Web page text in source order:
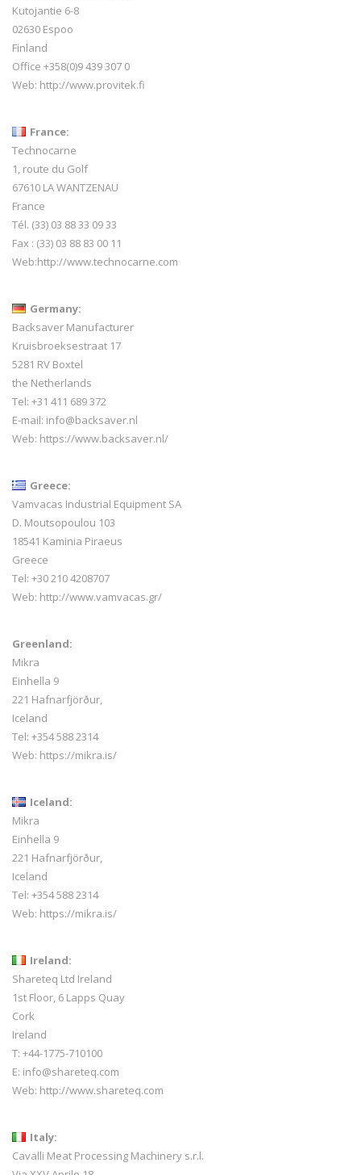
Kutojantie 6-8
02630 Espoo
Finland
Office +358(0)9 439 307 0
Web: http://www.provitek.fi
France:
Technocarne
1, route du Golf
67610 LA WANTZENAU
France
Tél. (33) 03 88 33 09 33
Fax : (33) 03 88 83 00 11
Web:http://www.technocarne.com
Germany:
Backsaver Manufacturer
Kruisbroeksestraat 17
5281 RV Boxtel
the Netherlands
Tel: +31 411 689 372
E-mail: info@backsaver.nl
Web: https://www.backsaver.nl/
Greece:
Vamvacas Industrial Equipment SA
D. Moutsopoulou 103
18541 Kaminia Piraeus
Greece
Tel: +30 210 4208707
Web: http://www.vamvacas.gr/
Greenland:
Mikra
Einhella 9
221 Hafnarfjörður,
Iceland
Tel: +354 588 2314
Web: https://mikra.is/
Iceland:
Mikra
Einhella 9
221 Hafnarfjörður,
Iceland
Tel: +354 588 2314
Web: https://mikra.is/
Ireland:
Shareteq Ltd Ireland
1st Floor, 6 Lapps Quay
Cork
Ireland
T: +44-1775-710100
E: info@shareteq.com
Web: http://www.shareteq.com
Italy:
Cavalli Meat Processing Machinery s.r.l.